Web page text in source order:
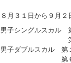
８月３１日から９月２
男子シングルスカ
第４位 高
男子ダブルスカル 第
第６位 石巻工